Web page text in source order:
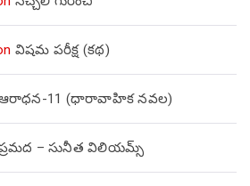
విషమ పరీక్ష (క‌థ‌)
11 (ధారావాహిక నవల)
– సునీత విలియమ్స్